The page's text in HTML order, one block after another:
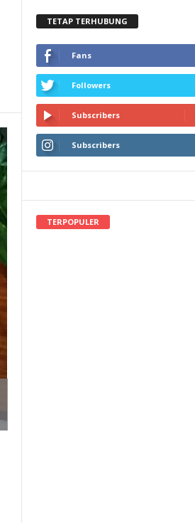
TETAP TERHUBUNG
Fans
Followers
Subscribers
Subscribers